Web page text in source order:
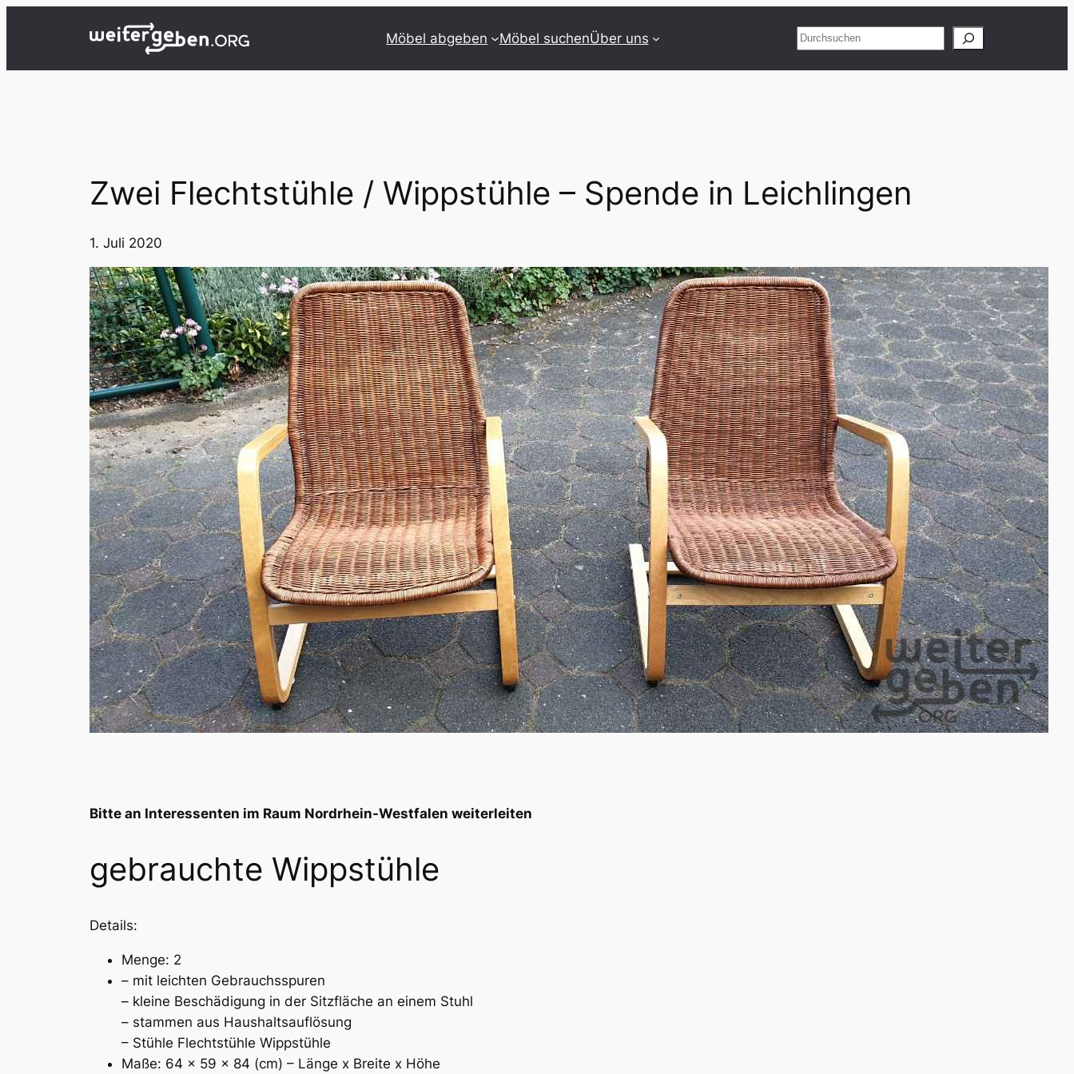
Möbel abgeben Möbel suchenÜber uns Suchen
Zwei Flechtstühle / Wippstühle – Spende in Leichlingen
1. Juli 2020
Bitte an Interessenten im Raum Nordrhein-Westfalen weiterleiten
gebrauchte Wippstühle
Details:
Menge: 2
– mit leichten Gebrauchsspuren
– kleine Beschädigung in der Sitzfläche an einem Stuhl
– stammen aus Haushaltsauflösung
– Stühle Flechtstühle Wippstühle
Maße: 64 x 59 x 84 (cm) – Länge x Breite x Höhe